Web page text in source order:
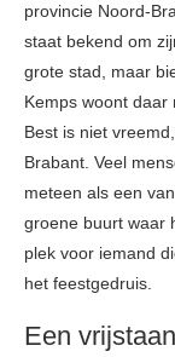
provincie Noord-
staat bekend om
grote stad, maar
Kemps woont
Best is niet
Brabant. Veel
meteen als een
groene buurt waar
plek voor iemand
het feestgedruis.
Een